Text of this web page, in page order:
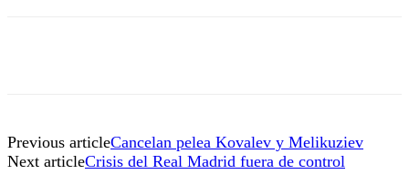
Previous articleCancelan pelea Kovalev y Melikuziev
Next articleCrisis del Real Madrid fuera de control